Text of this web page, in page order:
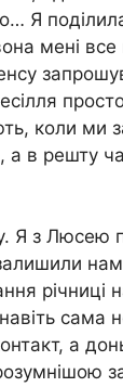
Я
мені
коли ми
а в решту
Я з Люсею
річниці
сама
а